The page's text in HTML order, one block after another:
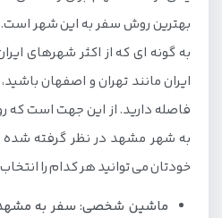
بهترین روش سفر به این شهر
به گونه ای که از اکثر شهرهای
ایران مانند تهران و اصفهان
فاصله دارید. از این جهت است
به شهر مشهد در نظر گرفته
خودتان می توانید هر کدام را
ماشین شخصی: سفر به